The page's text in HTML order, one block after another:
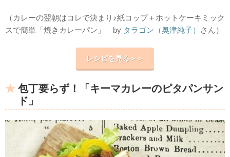
（カレーの翌朝はコレで決まり♪紙コップ＋ホットケーキミック
スで簡単「焼きカレーパン」 by タラゴン（奥津純子） さん）
レシピを見る＞＞
包丁要らず！「キーマカレーのピタパンサン
ド」